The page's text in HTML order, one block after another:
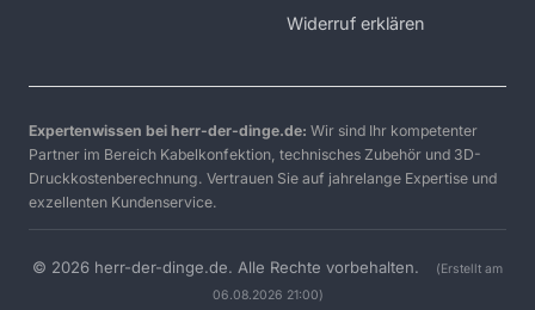
Widerruf erklären
Expertenwissen bei herr-der-dinge.de: Wir sind Ihr kompetenter
Partner im Bereich Kabelkonfektion, technisches Zubehör und 3D-
Druckkostenberechnung. Vertrauen Sie auf jahrelange Expertise und
exzellenten Kundenservice.
© 2026 herr-der-dinge.de. Alle Rechte vorbehalten.
(Erstellt am
06.08.2026 21:00)